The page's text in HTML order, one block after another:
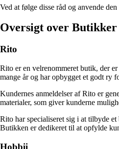
Ved at følge disse råd og anvende
Oversigt over
Rito
Rito er en velrenommeret butik, der
mange år og har opbygget et godt ry
Kundernes anmeldelser af Rito er
materialer, som giver kunderne
Rito har specialiseret sig i at tilbyde
Butikken er dedikeret til at opfylde
Hobbii